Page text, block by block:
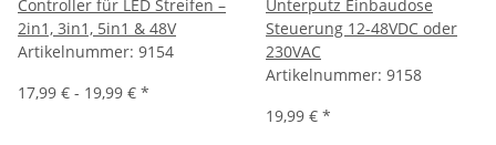
Controller für LED Streifen –
2in1, 3in1, 5in1 & 48V
Artikelnummer: 9154
17,99 € - 19,99 € *
Unterputz Einbaudose
Steuerung 12-48VDC oder
230VAC
Artikelnummer: 9158
19,99 € *